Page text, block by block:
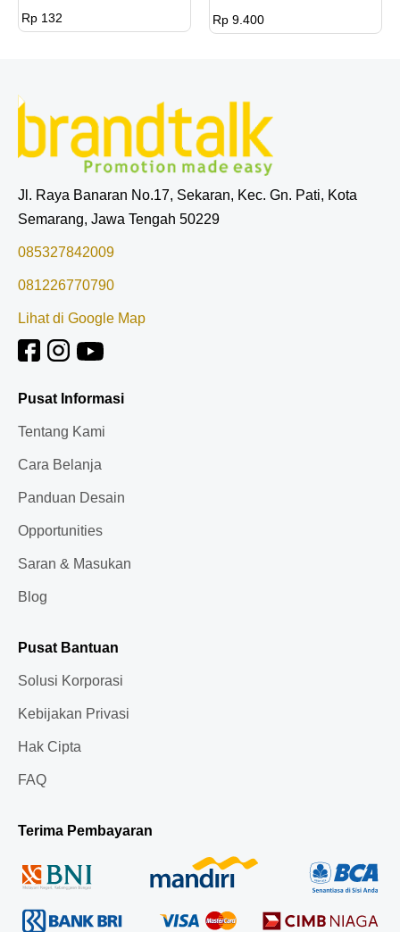
Rp 132
Rp 9.400
Jl. Raya Banaran No.17, Sekaran, Kec. Gn. Pati, Kota
Semarang, Jawa Tengah 50229
085327842009
081226770790
Lihat di Google Map
Pusat Informasi
Tentang Kami
Cara Belanja
Panduan Desain
Opportunities
Saran & Masukan
Blog
Pusat Bantuan
Solusi Korporasi
Kebijakan Privasi
Hak Cipta
FAQ
Terima Pembayaran